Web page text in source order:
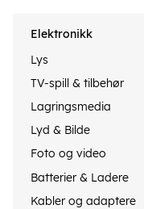
Elektronikk
Lys
TV-spill & tilbehør
Lagringsmedia
Lyd & Bilde
Foto og video
Batterier & Ladere
Kabler og adaptere